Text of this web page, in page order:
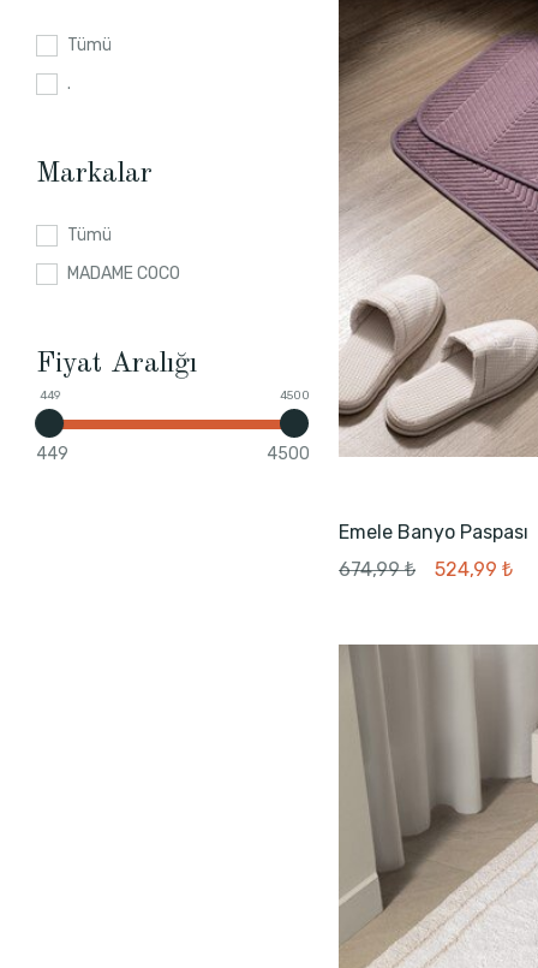
Tümü
.
Markalar
Tümü
MADAME COCO
Fiyat Aralığı
449 4500
449 4500
Emele Banyo Paspası
674,99 ₺
524,99 ₺